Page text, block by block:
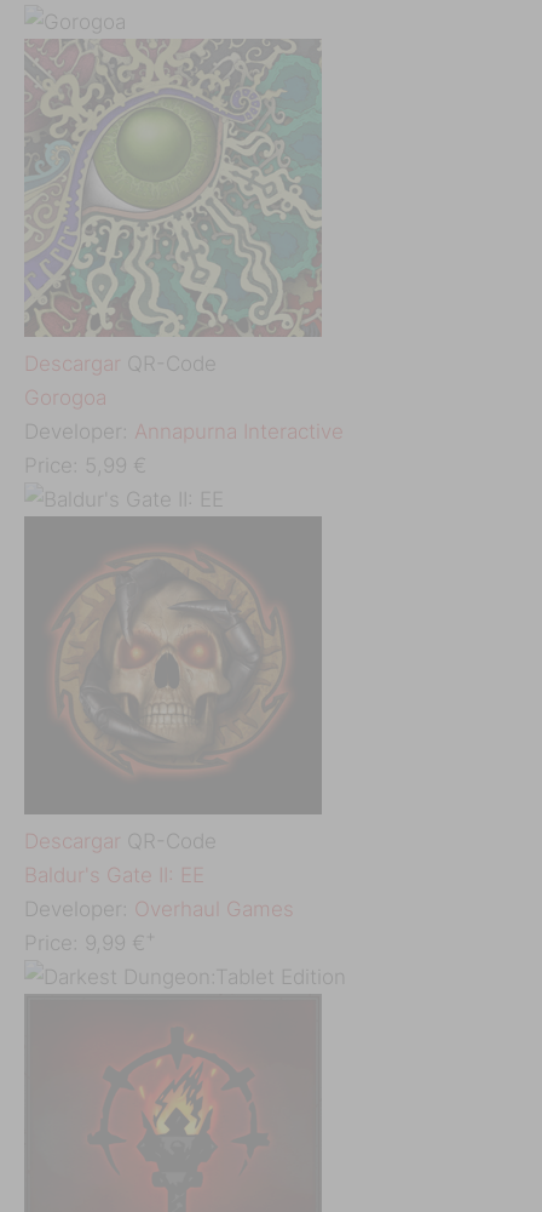
Descargar QR-Code
‎Gorogoa
Developer: Annapurna Interactive
Price: 5,99 €
Descargar QR-Code
‎Baldur's Gate II: EE
Developer: Overhaul Games
Price: 9,99 € +